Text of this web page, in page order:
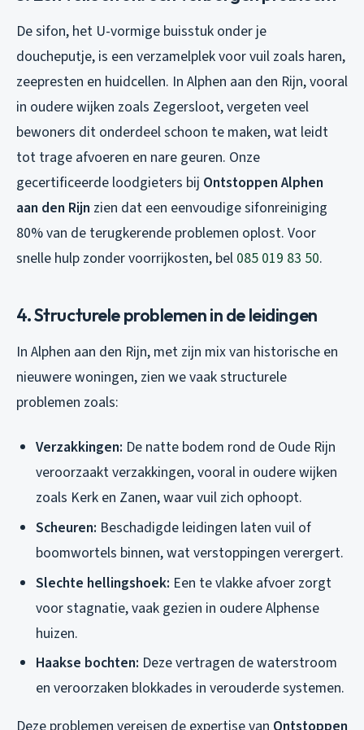
De sifon, het U-vormige buisstuk onder je
doucheputje, is een verzamelplek voor vuil zoals haren,
zeepresten en huidcellen. In Alphen aan den Rijn, vooral
in oudere wijken zoals Zegersloot, vergeten veel
bewoners dit onderdeel schoon te maken, wat leidt
tot trage afvoeren en nare geuren. Onze
gecertificeerde loodgieters bij Ontstoppen Alphen
aan den Rijn zien dat een eenvoudige sifonreiniging
80% van de terugkerende problemen oplost. Voor
snelle hulp zonder voorrijkosten, bel 085 019 83 50.
4. Structurele problemen in de leidingen
In Alphen aan den Rijn, met zijn mix van historische en
nieuwere woningen, zien we vaak structurele
problemen zoals:
Verzakkingen: De natte bodem rond de Oude Rijn
veroorzaakt verzakkingen, vooral in oudere wijken
zoals Kerk en Zanen, waar vuil zich ophoopt.
Scheuren: Beschadigde leidingen laten vuil of
boomwortels binnen, wat verstoppingen verergert.
Slechte hellingshoek: Een te vlakke afvoer zorgt
voor stagnatie, vaak gezien in oudere Alphense
huizen.
Haakse bochten: Deze vertragen de waterstroom
en veroorzaken blokkades in verouderde systemen.